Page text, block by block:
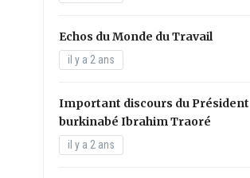
Echos du Monde du Travail
il y a 2 ans
Important discours du Président
burkinabé Ibrahim Traoré
il y a 2 ans